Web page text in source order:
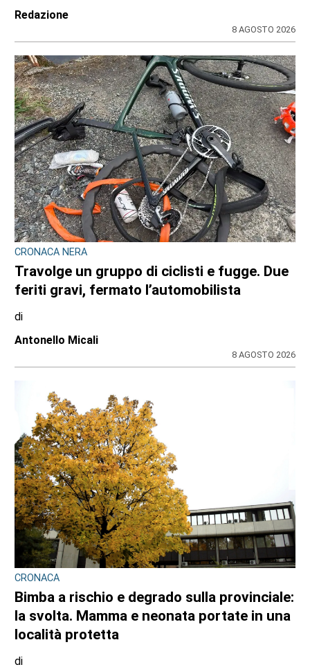
Redazione
8 AGOSTO 2026
CRONACA NERA
Travolge un gruppo di ciclisti e fugge. Due
feriti gravi, fermato l’automobilista
di
Antonello Micali
8 AGOSTO 2026
CRONACA
Bimba a rischio e degrado sulla provinciale:
la svolta. Mamma e neonata portate in una
località protetta
di